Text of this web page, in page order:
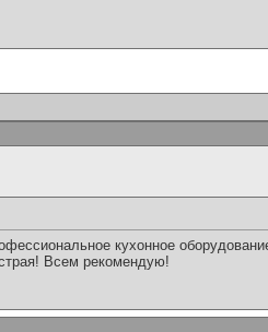
кухонное
Всем рекомендую!